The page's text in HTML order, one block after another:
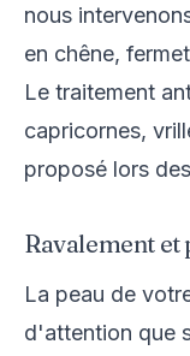
nous
en chêne,
Le traitement
capricornes,
proposé lors
Ravalement et
La peau de
d'attention que